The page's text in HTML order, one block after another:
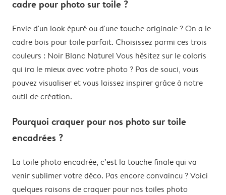
cadre pour photo sur toile ?
Envie d'un look épuré ou d'une touche originale ? On a le
cadre bois pour toile parfait. Choisissez parmi ces trois
couleurs : Noir Blanc Naturel Vous hésitez sur le coloris
qui ira le mieux avec votre photo ? Pas de souci, vous
pouvez visualiser et vous laissez inspirer grâce à notre
outil de création.
Pourquoi craquer pour nos photo sur toile
encadrées ?
La toile photo encadrée, c’est la touche finale qui va
venir sublimer votre déco. Pas encore convaincu ? Voici
quelques raisons de craquer pour nos toiles photo